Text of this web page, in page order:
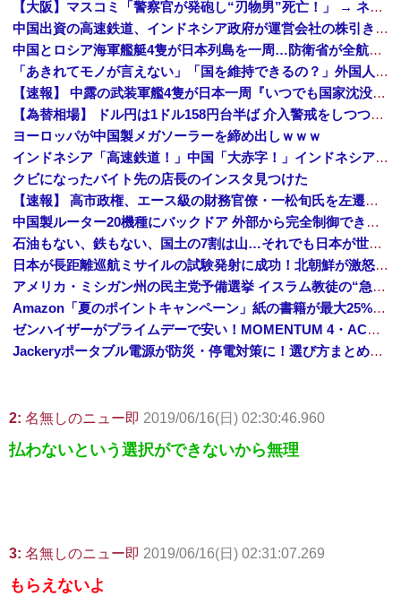
【大阪】マスコミ「警察官が発砲し“刃物男”死亡！」 → ネットで拡散された現場の無修正動画で衝撃の真相が発覚 → ………
中国出資の高速鉄道、インドネシア政府が運営会社の株引き受けへ [8/6]
中国とロシア海軍艦艇4隻が日本列島を一周…防衛省が全航路を公開！
「あきれてモノが言えない」「国を維持できるの？」外国人の永住許可要件の厳格化で在日中国人の本音は？
【速報】 中露の武装軍艦4隻が日本一周『いつでも国家沈没させられるぞ』
【為替相場】 ドル円は1ドル158円台半ば 介入警戒をしつつ円売りが続行
ヨーロッパが中国製メガソーラーを締め出しｗｗｗ
インドネシア「高速鉄道！」中国「大赤字！」インドネシア「運営会社の株式購入！（負債対策」中国「はい（巨額負債」インドネシア「700km延伸計画！（実質中止」→
クビになったバイト先の店長のインスタ見つけた
【速報】 高市政権、エース級の財務官僚・一松旬氏を左遷「彼は協力的でなかった」財務省の言いなりではないことが判明
中国製ルーター20機種にバックドア 外部から完全制御できる機能が仕込まれていた
石油もない、鉄もない、国土の7割は山…それでも日本が世界屈指の経済大国になれた「勤勉さ」以外の勝因！
日本が長距離巡航ミサイルの試験発射に成功！北朝鮮が激怒「日本が戦争国家になろうとしている」「絶対に傍観しない、必ず後悔させる」
アメリカ・ミシガン州の民主党予備選挙 イスラム教徒の“急進左派”候補が勝利確実に⋯トランプ氏は批判
Amazon「夏のポイントキャンペーン」紙の書籍が最大25%ポイント還元 対象と条件を整理（2026年7月）
ゼンハイザーがプライムデーで安い！MOMENTUM 4・ACCENTUMなど対象モデルまとめ！
Jackeryポータブル電源が防災・停電対策に！選び方まとめ【プライムデー最終日】
2: 名無しのニュー即 2019/06/16(日) 02:30:46.960
払わないという選択ができないから無理
3: 名無しのニュー即 2019/06/16(日) 02:31:07.269
もらえないよ